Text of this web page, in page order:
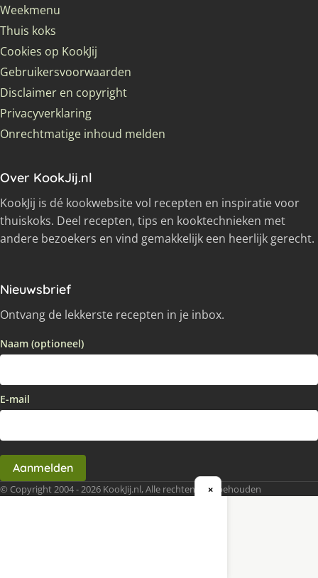
Weekmenu
Thuis koks
Cookies op KookJij
Gebruikersvoorwaarden
Disclaimer en copyright
Privacyverklaring
Onrechtmatige inhoud melden
Over KookJij.nl
KookJij is dé kookwebsite vol recepten en inspiratie voor
thuiskoks. Deel recepten, tips en kooktechnieken met
andere bezoekers en vind gemakkelijk een heerlijk gerecht.
Nieuwsbrief
Ontvang de lekkerste recepten in je inbox.
Naam (optioneel)
E-mail
Aanmelden
© Copyright 2004 - 2026 KookJij.nl, Alle rechten voorbehouden
×